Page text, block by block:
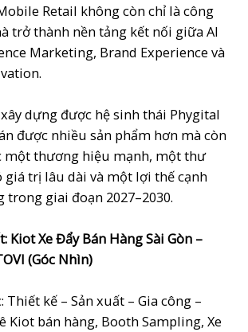
Retail không còn chỉ là công
trở thành nền tảng kết nối giữa AI
Marketing, Brand Experience và
dựng được hệ sinh thái Phygital
được nhiều sản phẩm hơn mà còn
một thương hiệu mạnh, một thư
giá trị lâu dài và một lợi thế cạnh
trong giai đoạn 2027–2030.
Kiot Xe Đẩy Bán Hàng Sài Gòn –
(Góc Nhìn)
Thiết kế – Sản xuất – Gia công –
Kiot bán hàng, Booth Sampling, Xe